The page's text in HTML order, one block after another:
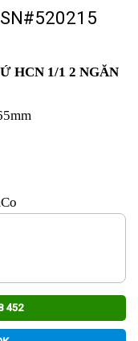
HCN 1/1 2 NGĂN
452